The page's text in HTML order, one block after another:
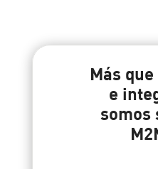
Más
e
somos